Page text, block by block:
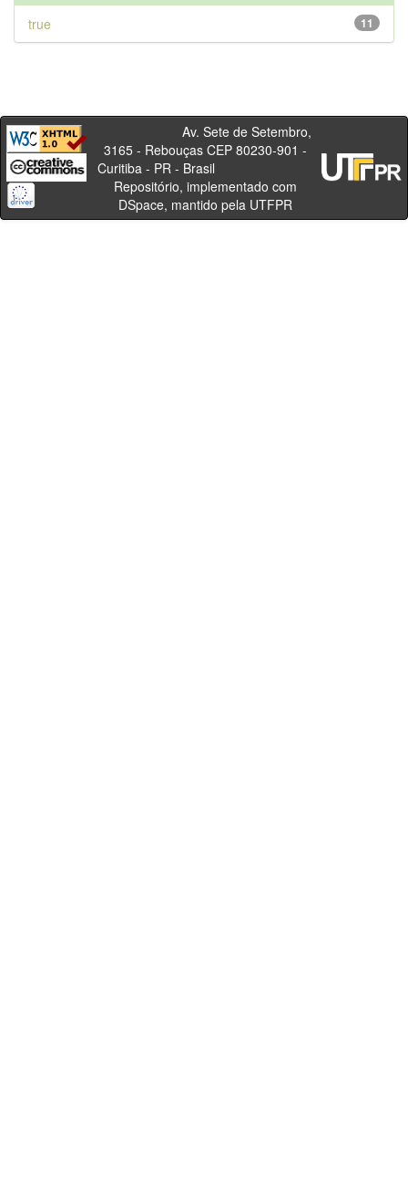
11
true
Av. Sete de Setembro,
3165 - Rebouças CEP 80230-901 -
Curitiba - PR - Brasil
Repositório, implementado com
DSpace, mantido pela UTFPR